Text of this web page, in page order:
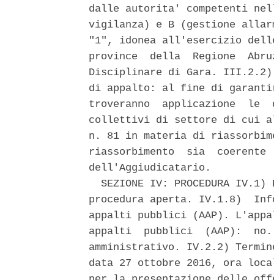
dalle autorita' competenti
vigilanza) e B (gestione
"1", idonea all'esercizio
province  della  Regione
Disciplinare di Gara. III.2.2)
di appalto: al fine di
troveranno  applicazione
collettivi di settore di cui
n. 81 in materia di
riassorbimento  sia
dell'Aggiudicatario.
SEZIONE IV: PROCEDURA IV.1)
procedura aperta. IV.1.8)
appalti pubblici (AAP).
appalti  pubblici  (AAP):
amministrativo. IV.2.2)
data 27 ottobre 2016, ora